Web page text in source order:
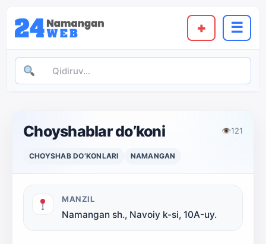
+ ☰
Choyshablar do’koni 👁121
CHOYSHAB DO’KONLARI NAMANGAN
MANZIL
Namangan sh., Navoiy k-si, 10А-uy.